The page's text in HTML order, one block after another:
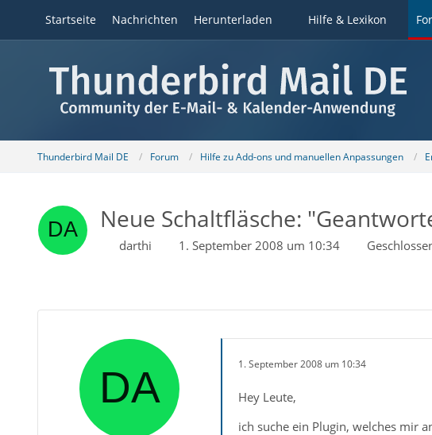
Startseite Nachrichten Herunterladen Hilfe & Lexikon
Thunderbird Mail DE Forum Hilfe zu Add-ons und manuellen Anpassungen
Neue Schaltfläsche:
darthi 1. September 2008 um 10:34
1. September 2008 um 10:34
Hey Leute,
ich suche ein Plugin, welches mir